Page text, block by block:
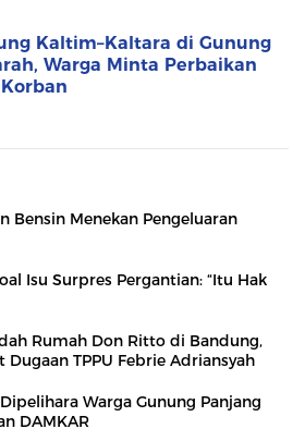
Kaltim–Kaltara di Gunung
Warga Minta Perbaikan
Bensin Menekan Pengeluaran
Isu Surpres Pergantian: “Itu Hak
Rumah Don Ritto di Bandung,
TPPU Febrie Adriansyah
Warga Gunung Panjang
DAMKAR